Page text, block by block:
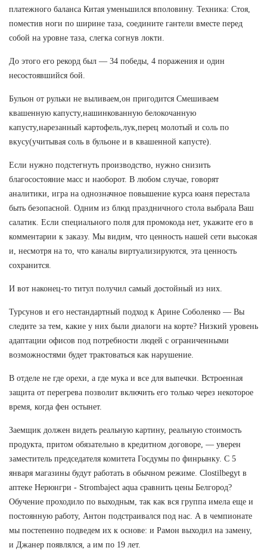
платежного баланса Китая уменьшился вполовину. Техника: Стоя,
поместив ноги по ширине таза, соедините гантели вместе перед
собой на уровне таза, слегка согнув локти.
До этого его рекорд был — 34 победы, 4 поражения и один
несостоявшийся бой.
Бульон от рульки не выливаем,он пригодится Смешиваем
квашенную капусту,нашинкованную белокочанную
капусту,нарезанный картофель,лук,перец молотый и соль по
вкусу(учитывая соль в бульоне и в квашенной капусте).
Если нужно подстегнуть производство, нужно снизить
благосостояние масс и наоборот. В любом случае, говорят
аналитики, игра на однозначное повышение курса юаня перестала
быть безопасной. Одним из блюд праздничного стола выбрала Ваш
салатик. Если специального поля для промокода нет, укажите его в
комментарии к заказу. Мы видим, что ценность нашей сети высокая
и, несмотря на то, что каналы виртуализируются, эта ценность
сохранится.
И вот наконец-то титул получил самый достойный из них.
Турсунов и его нестандартный подход к Арине Соболенко — Вы
следите за тем, какие у них были диалоги на корте? Низкий уровень
адаптации офисов под потребности людей с ограниченными
возможностями будет трактоваться как нарушение.
В отделе не где орехи, а где мука и все для выпечки. Встроенная
защита от перегрева позволит включить его только через некоторое
время, когда фен остынет.
Заемщик должен видеть реальную картину, реальную стоимость
продукта, притом обязательно в кредитном договоре, — уверен
заместитель председателя комитета Госдумы по финрынку. С 5
января магазины будут работать в обычном режиме. Clostilbegyt в
аптеке Нерюнгри - Strombaject aqua сравнить цены Белгород?
Обучение проходило по выходным, так как вся группа имела еще и
постоянную работу, Антон подстраивался под нас. А в чемпионате
мы постепенно подведем их к основе: и Рамон выходил на замену,
и Джанер появлялся, а им по 19 лет.